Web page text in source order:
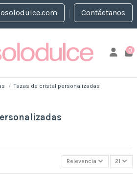
Contáctanos
0
Tazas de cristal personalizadas
Relevancia 21